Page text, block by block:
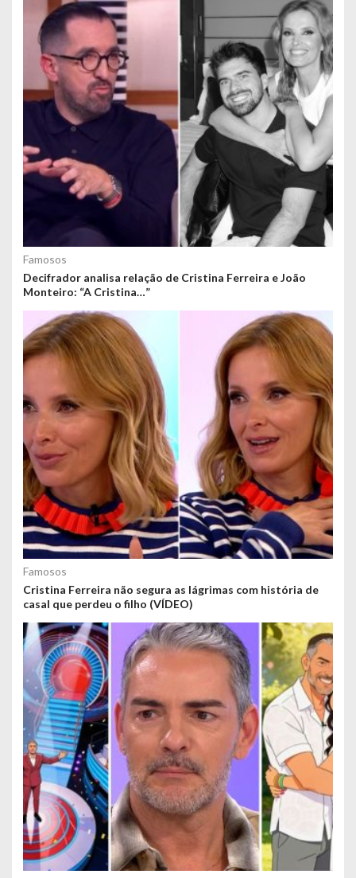
Famosos
Decifrador analisa relação de Cristina Ferreira e João
Monteiro: “A Cristina…”
Famosos
Cristina Ferreira não segura as lágrimas com história de
casal que perdeu o filho (VÍDEO)